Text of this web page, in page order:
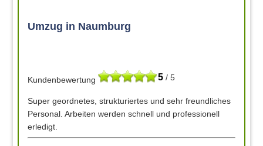
Umzug in Naumburg
5 / 5
Kundenbewertung
Super geordnetes, strukturiertes und sehr freundliches
Personal. Arbeiten werden schnell und professionell
erledigt.